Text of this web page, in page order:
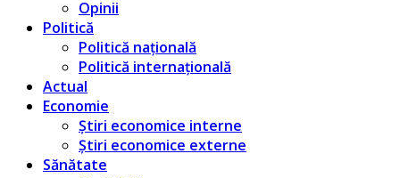
Opinii
Politică
Politică națională
Politică internațională
Actual
Economie
Știri economice interne
Știri economice externe
Sănătate